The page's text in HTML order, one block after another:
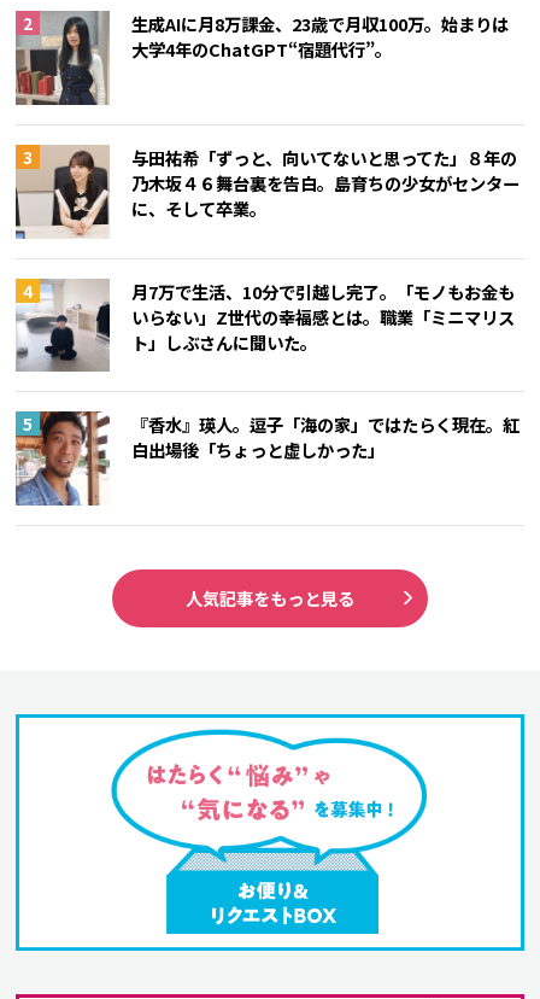
生成AIに月8万課金、23歳で月収100万。始まりは
大学4年のChatGPT“宿題代行”。
与田祐希「ずっと、向いてないと思ってた」８年の
乃木坂４６舞台裏を告白。島育ちの少女がセンター
に、そして卒業。
月7万で生活、10分で引越し完了。「モノもお金も
いらない」Z世代の幸福感とは。職業「ミニマリス
ト」しぶさんに聞いた。
『香水』瑛人。逗子「海の家」ではたらく現在。紅
白出場後「ちょっと虚しかった」
人気記事をもっと見る